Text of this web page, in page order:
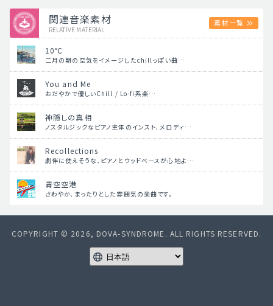
関連音楽素材
RELATIVE MATERIAL
素材一覧
10℃
二月の朝の空気をイメージしたchillっぽい曲…
You and Me
おだやかで優しいChill / Lo-fi系楽…
神隠しの真相
ノスタルジックなピアノ主体のインスト．メロディ…
Recollections
劇伴に使えそうな、ピアノとウッドベースが心地よ…
青空空港
さわやか、まったりとした雰囲気の楽曲です。
COPYRIGHT © 2026, DOVA-SYNDROME. ALL RIGHTS RESERVED.